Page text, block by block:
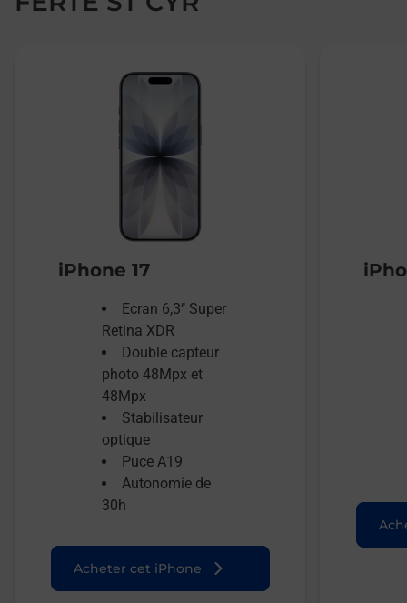
iPhone 17
Ecran 6,3’’ Super
Retina XDR
Double capteur
photo 48Mpx et
48Mpx
Stabilisateur
optique
Puce A19
Autonomie de
30h
Acheter cet iPhone